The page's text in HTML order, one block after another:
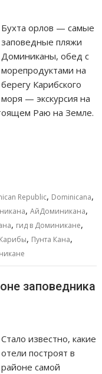
Бухта орлов — самые
заповедные пляжи
Доминиканы, обед с
морепродуктами на
берегу Карибского
моря — экскурсия на
Раю на Земле.
Republic, Dominicana,
,АйДоминикана,
, гид в Доминикане,
Карибы, Пунта Кана,
заповедника
Стало известно, какие
отели построят в
районе самой